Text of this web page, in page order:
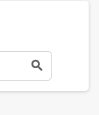
